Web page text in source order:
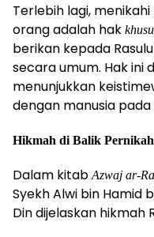
Terlebih lagi,
orang adalah hak
berikan kepada
secara umum. Hak ini
menunjukkan
dengan manusia
Hikmah di Balik
Dalam kitabAzwaj ar-
Syekh Alwi bin Hamid
Din dijelaskan hikmah